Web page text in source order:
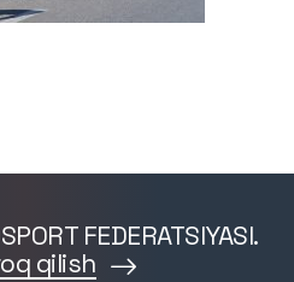
FEDERATSIYASI.
qilish